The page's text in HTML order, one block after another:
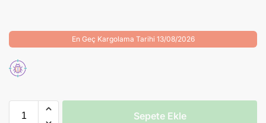
En Geç Kargolama Tarihi 13/08/2026
Sepete Ekle